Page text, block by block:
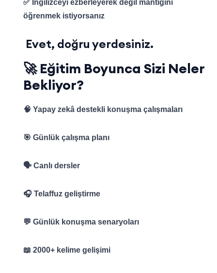
✅ İngilizceyi ezberleyerek değil mantığını
öğrenmek istiyorsanız
Evet, doğru yerdesiniz.
🚀 Eğitim Boyunca Sizi Neler
Bekliyor?
🧠 Yapay zekâ destekli konuşma çalışmaları
🎯 Günlük çalışma planı
🗣️ Canlı dersler
🎧 Telaffuz geliştirme
💬 Günlük konuşma senaryoları
📖 2000+ kelime gelişimi